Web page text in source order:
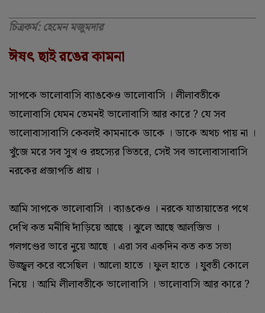
চিত্রকর্ম: হেমেন মজুমদার
ঈষৎ ছাই রঙের কামনা
সাপকে ভালোবাসি ব্যাঙকেও ভালোবাসি । লীলাবতীকে
ভালোবাসি যেমন তেমনই ভালোবাসি আর কারে ? যে সব
ভালোবাসাবাসি কেবলই কামনাকে ডাকে । ডাকে অথচ পায় না ।
খুঁজে মরে সব সুখ ও রহস্যের ভিতরে, সেই সব ভালোবাসাবাসি
নরকের প্রজাপতি প্রায় ।
আমি সাপকে ভালোবাসি । ব্যাঙকেও । নরকে যাতায়াতের পথে
দেখি কত মনীষি দাঁড়িয়ে আছে । ঝুলে আছে আলজিভ ।
গলগণ্ডের ভারে নুয়ে আছে । এরা সব একদিন কত কত সভা
উজ্জ্বল করে বসেছিল । আলো হাতে । ফুল হাতে । যুবতী কোলে
নিয়ে । আমি লীলাবতীকে ভালোবাসি । ভালোবাসি আর কারে ?